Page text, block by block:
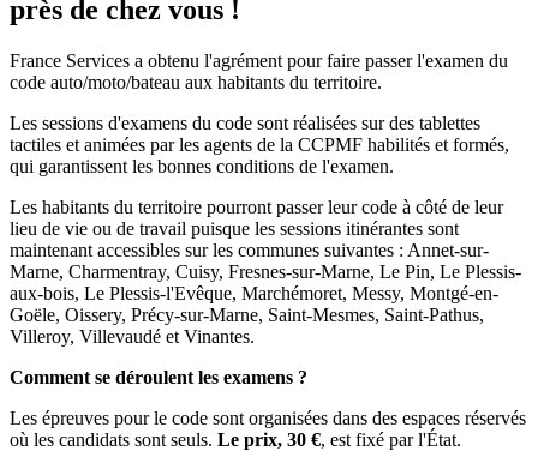
près de chez vous !
France Services a obtenu l'agrément pour faire passer l'examen du
code auto/moto/bateau aux habitants du territoire.
Les sessions d'examens du code sont réalisées sur des tablettes
tactiles et animées par les agents de la CCPMF habilités et formés,
qui garantissent les bonnes conditions de l'examen.
Les habitants du territoire pourront passer leur code à côté de leur
lieu de vie ou de travail puisque les sessions itinérantes sont
maintenant accessibles sur les communes suivantes : Annet-sur-
Marne, Charmentray, Cuisy, Fresnes-sur-Marne, Le Pin, Le Plessis-
aux-bois, Le Plessis-l'Evêque, Marchémoret, Messy, Montgé-en-
Goële, Oissery, Précy-sur-Marne, Saint-Mesmes, Saint-Pathus,
Villeroy, Villevaudé et Vinantes.
Comment se déroulent les examens ?
Les épreuves pour le code sont organisées dans des espaces réservés
où les candidats sont seuls. Le prix, 30 €, est fixé par l'État.